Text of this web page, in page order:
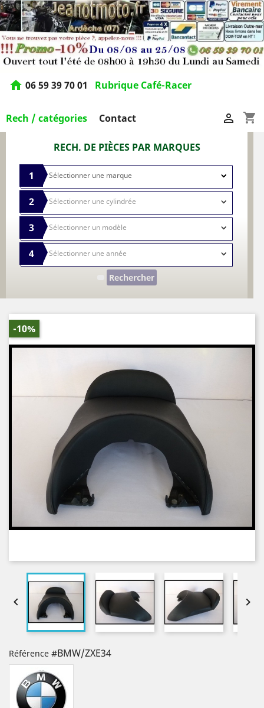
home 06 59 39 70 01 Rubrique Café-Racer
Rech / catégories Contact shopping_cart

RECH. DE PIÈCES PAR MARQUES
1
2
3
4
Rechercher
-10%
 
Référence #BMW/ZXE34